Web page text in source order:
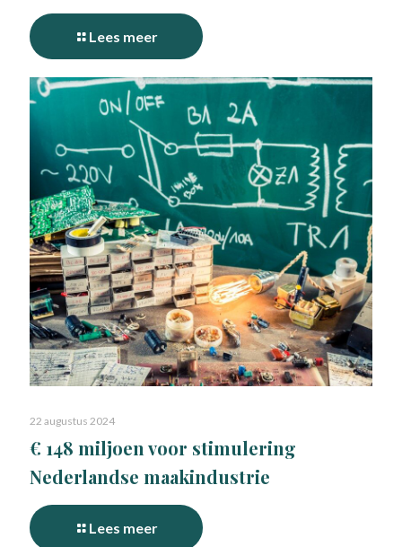
Lees meer
22 augustus 2024
€ 148 miljoen voor stimulering
Nederlandse maakindustrie
Lees meer